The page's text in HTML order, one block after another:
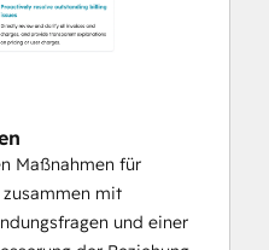
Maßnahmen für
mit
und einer